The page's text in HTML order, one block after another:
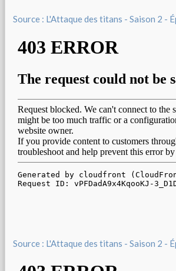
Source : L'Attaque des titans - Saison 2 -
Source : L'Attaque des titans - Saison 2 -